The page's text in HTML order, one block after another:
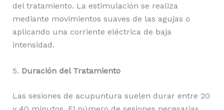
del tratamiento. La estimulación se realiza
mediante movimientos suaves de las agujas o
aplicando una corriente eléctrica de baja
intensidad.
5. Duración del Tratamiento
Las sesiones de acupuntura suelen durar entre 20